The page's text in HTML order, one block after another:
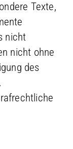
Texte,
nicht
nicht ohne
des